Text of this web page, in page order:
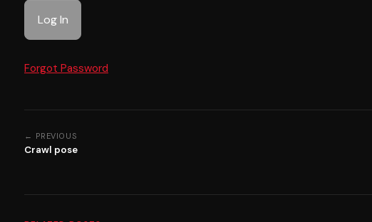
Forgot Password
← PREVIOUS
Crawl pose